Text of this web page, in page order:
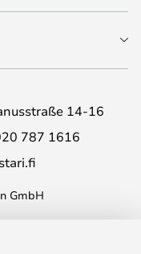
14-16
787 1616
GmbH